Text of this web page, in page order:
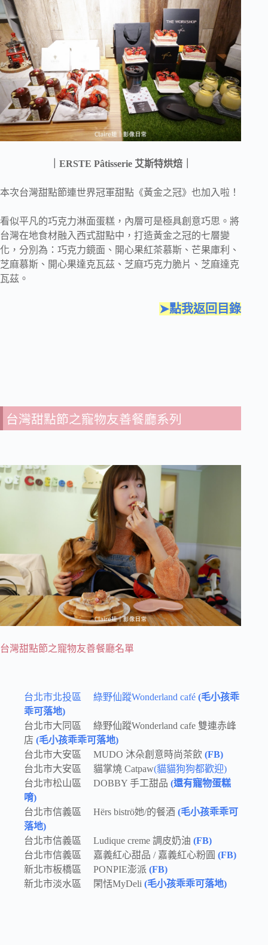
｜ERSTE Pâtisserie 艾斯特烘焙｜
本次台灣甜點節連世界冠軍甜點《黃金之冠》也加入啦！
看似平凡的巧克力淋面蛋糕，內層可是極具創意巧思。將
台灣在地食材融入西式甜點中，打造黃金之冠的七層變
化，分別為：巧克力鏡面、開心果紅茶慕斯、芒果庫利、
芝麻慕斯、開心果達克瓦茲、芝麻巧克力脆片、芝麻達克
瓦茲。
➤點我返回目錄
台灣甜點節之寵物友善餐廳系列
台灣甜點節之寵物友善餐廳名單
台北市北投區 綠野仙蹤Wonderland café (毛小孩乖
乖可落地)
台北市大同區 綠野仙蹤Wonderland cafe 雙連赤峰
店 (毛小孩乖乖可落地)
台北市大安區 MUDO 沐朵創意時尚茶飲 (FB)
台北市大安區 貓掌燒 Catpaw(貓貓狗狗都歡迎)
台北市松山區 DOBBY 手工甜品 (還有寵物蛋糕
唷)
台北市信義區 Hërs biströ她/的餐酒 (毛小孩乖乖可
落地)
台北市信義區 Ludique creme 調皮奶油 (FB)
台北市信義區 嘉義紅心甜品 / 嘉義紅心粉圓 (FB)
新北市板橋區 PONPIE澎派 (FB)
新北市淡水區 閑恬MyDeli (毛小孩乖乖可落地)